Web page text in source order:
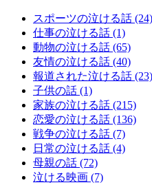
スポーツの泣ける話 (24)
仕事の泣ける話 (1)
動物の泣ける話 (65)
友情の泣ける話 (40)
報道された泣ける話 (23)
子供の話 (1)
家族の泣ける話 (215)
恋愛の泣ける話 (136)
戦争の泣ける話 (7)
日常の泣ける話 (4)
母親の話 (72)
泣ける映画 (7)